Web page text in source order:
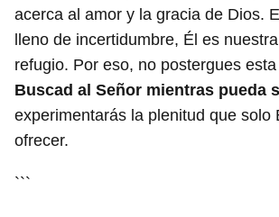
acerca al amor y la gracia de Dios.
lleno de incertidumbre, Él es
refugio. Por eso, no postergues
Buscad al Señor mientras pueda
experimentarás la plenitud que solo
ofrecer.
```